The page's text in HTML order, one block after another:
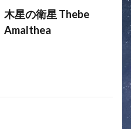
木星の衛星 Thebe
Amalthea